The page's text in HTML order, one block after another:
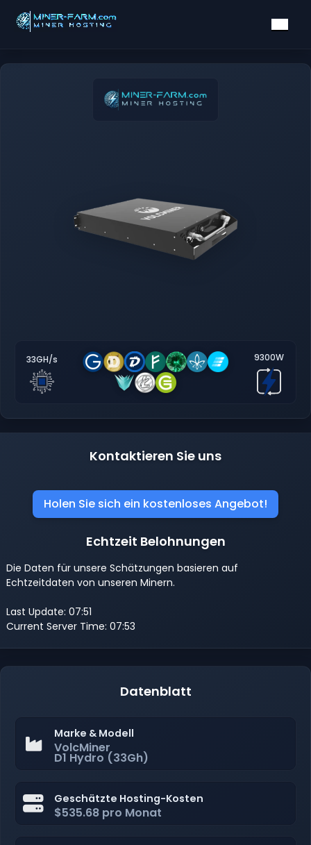
33GH/s 9300W
Kontaktieren Sie uns
Holen Sie sich ein kostenloses Angebot!
Echtzeit Belohnungen
Die Daten für unsere Schätzungen basieren auf
Echtzeitdaten von unseren Minern.
Last Update: 07:51
Current Server Time: 07:53
Datenblatt
Marke & Modell
VolcMiner
D1 Hydro (33Gh)
Geschätzte Hosting-Kosten
$535.68 pro Monat